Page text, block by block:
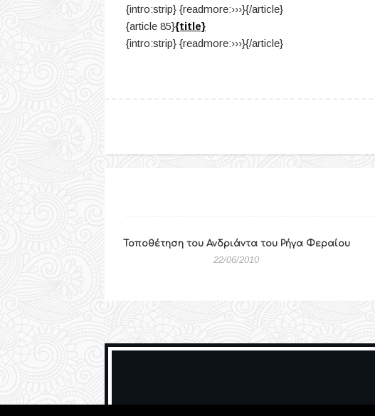
{intro:strip} {readmore:›››}{/article}
{article 85}{title}
{intro:strip} {readmore:›››}{/article}
Τοποθέτηση του Ανδριάντα του Ρήγα Φεραίου
22/06/2010